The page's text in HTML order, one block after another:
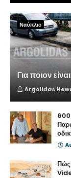
Ναύπλιο
Για ποιον
Argolidas
Πώς